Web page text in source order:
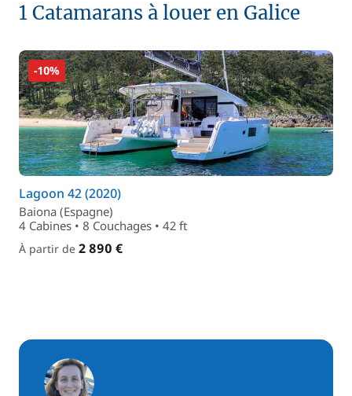
1 Catamarans à louer en Galice
-10%
Lagoon 42 (2020)
Baiona (Espagne)
4 Cabines • 8 Couchages • 42 ft
À partir de 2 890 €